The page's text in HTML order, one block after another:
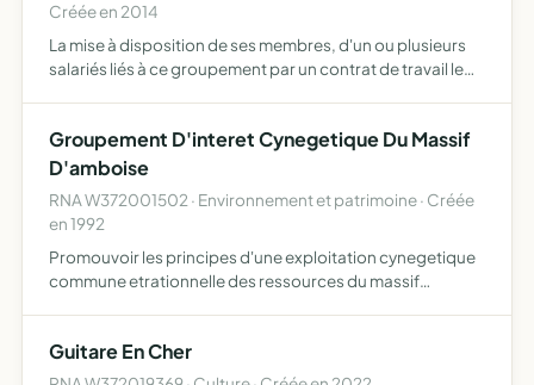
Créée en 2014
La mise à disposition de ses membres, d'un ou plusieurs
salariés liés à ce groupement par un contrat de travail le
Groupement D'interet Cynegetique Du Massif
D'amboise
RNA W372001502 · Environnement et patrimoine · Créée
en 1992
Promouvoir les principes d'une exploitation cynegetique
commune etrationnelle des ressources du massif
Guitare En Cher